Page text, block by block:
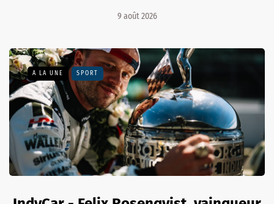
9 août 2026
A LA UNE SPORT